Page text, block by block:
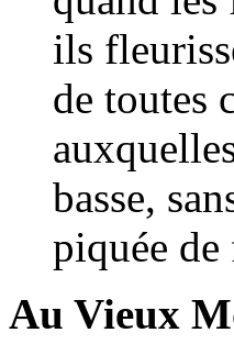
ils
de toutes
basse,
piquée
Au Vieux